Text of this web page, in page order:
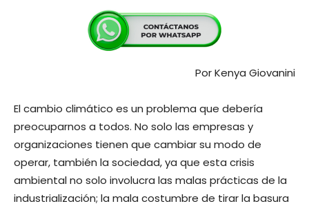
Por Kenya Giovanini
El cambio climático es un problema que debería
preocuparnos a todos. No solo las empresas y
organizaciones tienen que cambiar su modo de
operar, también la sociedad, ya que esta crisis
ambiental no solo involucra las malas prácticas de la
industrialización; la mala costumbre de tirar la basura